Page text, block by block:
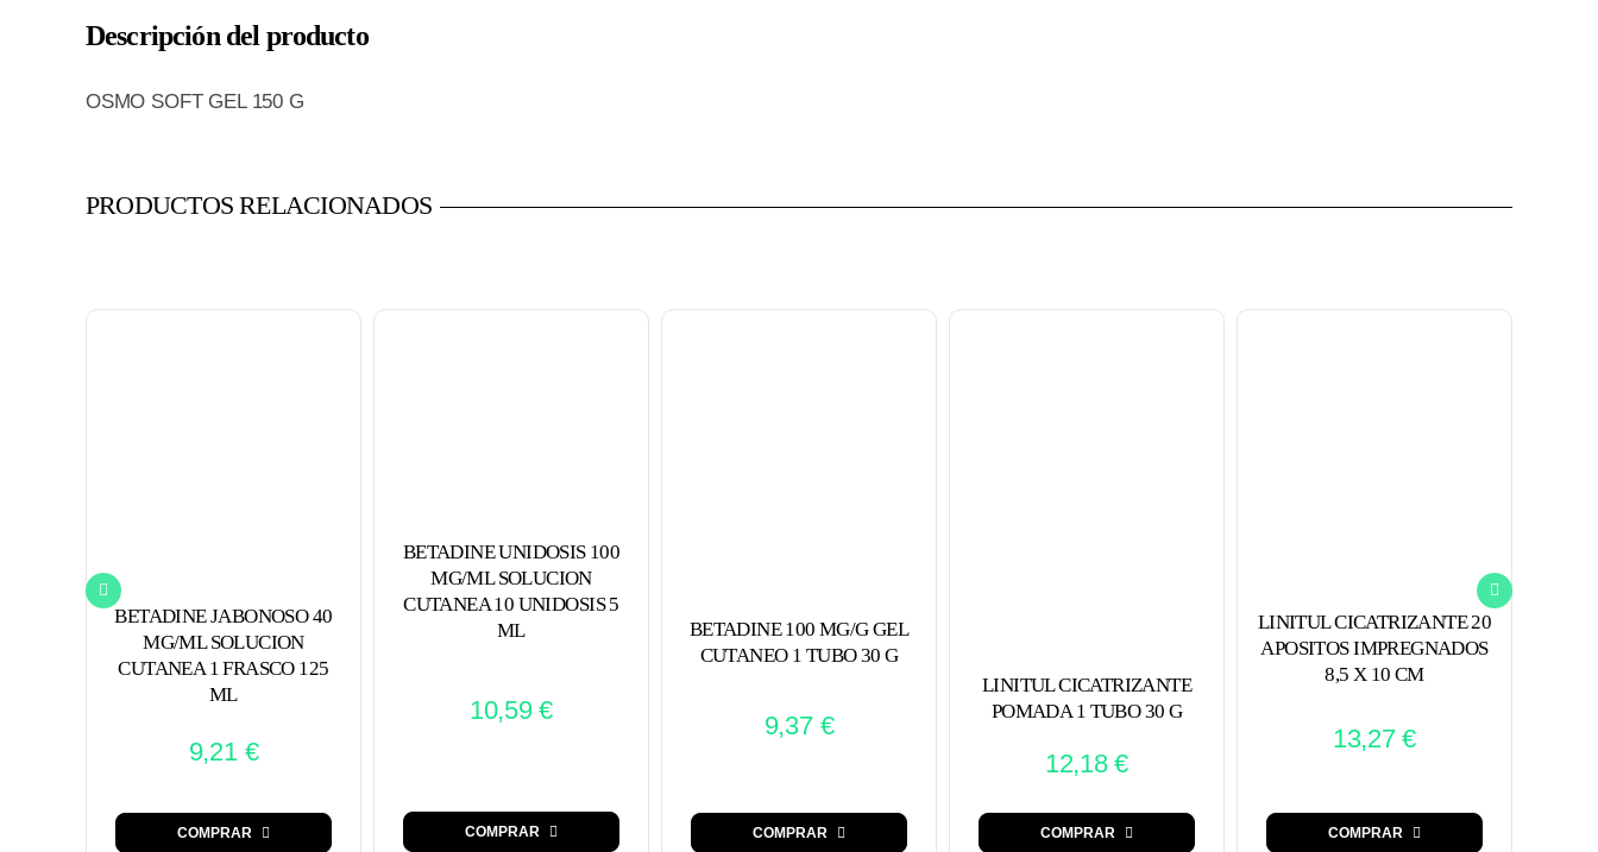
Descripción del producto
OSMO SOFT GEL 150 G
PRODUCTOS RELACIONADOS
BETADINE JABONOSO 40
MG/ML SOLUCION
CUTANEA 1 FRASCO 125
ML
9,21 €
COMPRAR
BETADINE UNIDOSIS 100
MG/ML SOLUCION
CUTANEA 10 UNIDOSIS 5
ML
10,59€
COMPRAR
BETADINE 100 MG/G GEL
CUTANEO 1 TUBO 30 G
9,37 €
COMPRAR
LINITUL CICATRIZANTE
POMADA 1 TUBO 30 G
12,18€
COMPRAR
LINITUL CICATRIZANTE 20
APOSITOS IMPREGNADOS
8,5 X 10 CM
13,27€
COMPRAR